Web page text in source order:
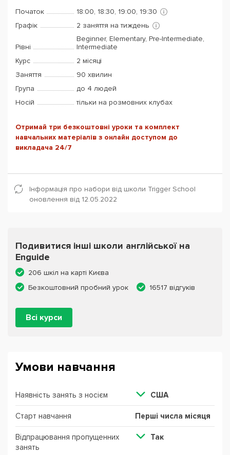
Початок
18:00, 18:30, 19:00, 19:30
Графік
2 заняття на тиждень
Рівні
Beginner, Elementary, Pre-Intermediate,
Intermediate
Курс
2 місяці
Заняття
90 хвилин
Група
до 4 людей
Носій
тільки на розмовних клубах
Отримай три безкоштовні уроки та комплект
навчальних матеріалів з онлайн доступом до
викладача 24/7
Інформація про набори від школи Trigger School
оновлення від 12.05.2022
Подивитися інші школи англійської на
Enguide
206 шкіл на карті Києва
Безкоштовний пробний урок
16517 відгуків
Всі курси
Умови навчання
Наявність занять з носієм США
Старт навчання Перші числа місяця
Відпрацювання пропущенних
занять
Так